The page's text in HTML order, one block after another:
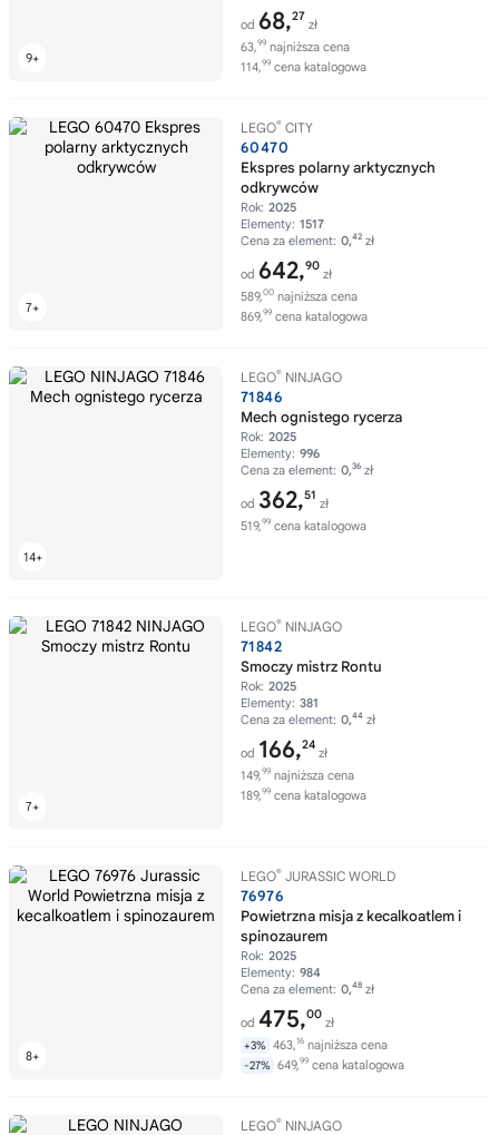
od 68,27
zł
63,99 najniższa cena
114,99 cena katalogowa
LEGO® CITY
60470
Ekspres polarny arktycznych
odkrywców
Rok: 2025
Elementy: 1517
Cena za element: 0,42 zł
od 642,90
zł
589,00 najniższa cena
869,99 cena katalogowa
LEGO® NINJAGO
71846
Mech ognistego rycerza
Rok: 2025
Elementy: 996
Cena za element: 0,36 zł
od 362,51
zł
519,99 cena katalogowa
LEGO® NINJAGO
71842
Smoczy mistrz Rontu
Rok: 2025
Elementy: 381
Cena za element: 0,44 zł
od 166,24
zł
149,99 najniższa cena
189,99 cena katalogowa
LEGO® JURASSIC WORLD
76976
Powietrzna misja z kecalkoatlem i
spinozaurem
Rok: 2025
Elementy: 984
Cena za element: 0,48 zł
od 475,00
zł
+3% 463,16 najniższa cena
-27% 649,99 cena katalogowa
LEGO® NINJAGO